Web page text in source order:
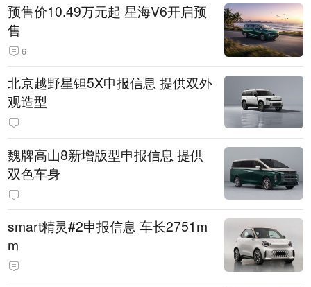
预售价10.49万元起 星海V6开启预
售
6
北京越野星钽5X申报信息 提供双外
观造型
魏牌高山8新增版型申报信息 提供
双色车身
smart精灵#2申报信息 车长2751m
m